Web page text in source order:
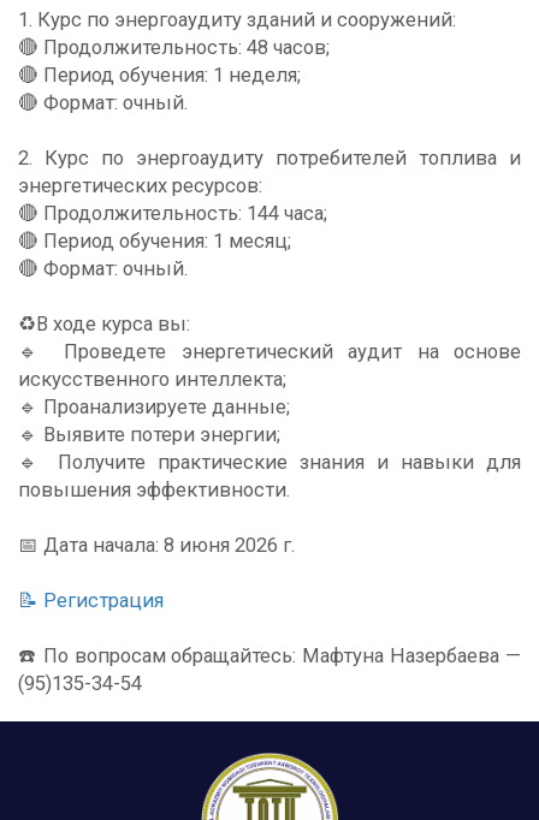
1. Курс по энергоаудиту зданий и сооружений:
🔴 Продолжительность: 48 часов;
🔴 Период обучения: 1 неделя;
🔴 Формат: очный.
2. Курс по энергоаудиту потребителей топлива и
энергетических ресурсов:
🔴 Продолжительность: 144 часа;
🔴 Период обучения: 1 месяц;
🔴 Формат: очный.
♻️В ходе курса вы:
🔹 Проведете энергетический аудит на основе
искусственного интеллекта;
🔹 Проанализируете данные;
🔹 Выявите потери энергии;
🔹 Получите практические знания и навыки для
повышения эффективности.
📅 Дата начала: 8 июня 2026 г.
📝 Регистрация
☎️ По вопросам обращайтесь: Мафтуна Назербаева —
(95)135-34-54